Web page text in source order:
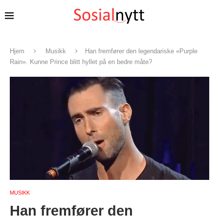
Hjem Musikk
Han fremfører den legendariske «Purple
Rain». Kunne Prince blitt hyllet på en bedre måte?
MUSIKK
Han fremfører den